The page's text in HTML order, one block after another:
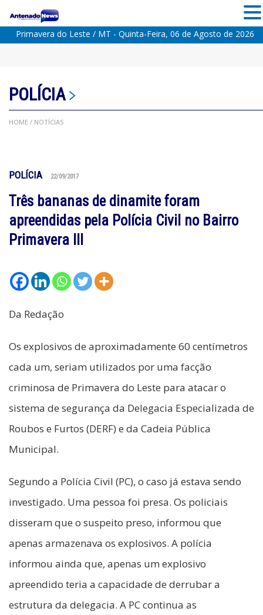
Primavera do Leste / MT - Quinta-Feira, 06 de Agosto de 2026
POLÍCIA
HOME / NOTÍCIAS
POLÍCIA 22/09/2017
Três bananas de dinamite foram
apreendidas pela Polícia Civil no Bairro
Primavera III
Da Redação
Os explosivos de aproximadamente 60 centímetros
cada um, seriam utilizados por uma facção
criminosa de Primavera do Leste para atacar o
sistema de segurança da Delegacia Especializada de
Roubos e Furtos (DERF) e da Cadeia Pública
Municipal.
Segundo a Polícia Civil (PC), o caso já estava sendo
investigado. Uma pessoa foi presa. Os policiais
disseram que o suspeito preso, informou que
apenas armazenava os explosivos. A polícia
informou ainda que, apenas um explosivo
apreendido teria a capacidade de derrubar a
estrutura da delegacia. A PC continua as